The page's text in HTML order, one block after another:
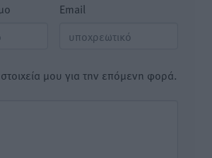
Email
μου για την επόμενη φορά.